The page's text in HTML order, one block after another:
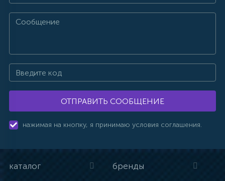
ОТПРАВИТЬ СООБЩЕНИЕ
нажимая на кнопку, я принимаю условия соглашения.
каталог бренды